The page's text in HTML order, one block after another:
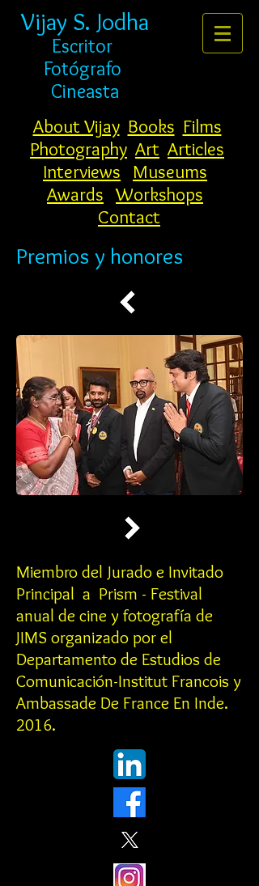
Vijay S. Jodha
Escritor
Fotógrafo
Cineasta
About Vijay Books Films
Photography Art Articles
Interviews
Museums
Awards Workshops
Contact
Premios y honores
Miembro del Jurado e Invitado
Principal a Prism - Festival
anual de cine y fotografía de
JIMS organizado por el
Departamento de Estudios de
Comunicación-Institut Francois y
Ambassade De France En Inde.
2016.